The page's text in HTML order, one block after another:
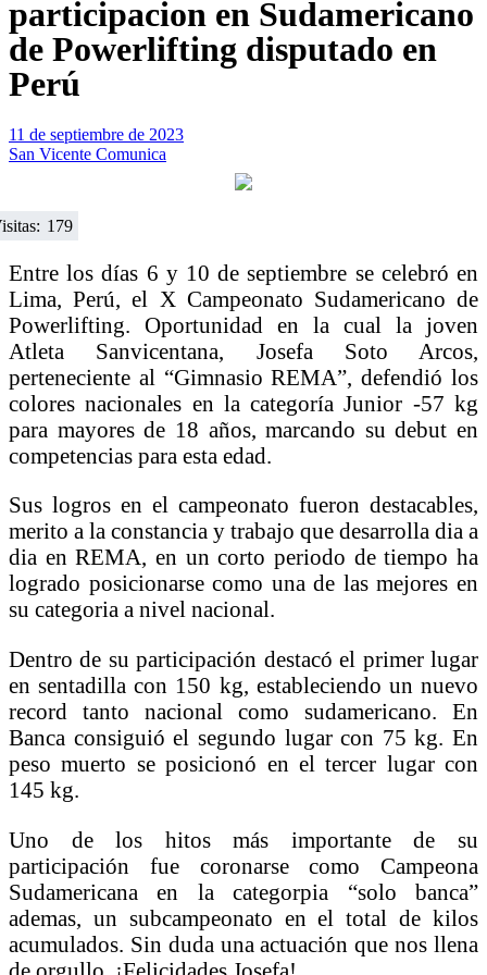
participacion en Sudamericano
de Powerlifting disputado en
Perú
11 de septiembre de 2023
San Vicente Comunica
179
Entre los días 6 y 10 de septiembre se celebró en
Lima, Perú, el X Campeonato Sudamericano de
Powerlifting. Oportunidad en la cual la joven
Atleta Sanvicentana, Josefa Soto Arcos,
perteneciente al “Gimnasio REMA”, defendió los
colores nacionales en la categoría Junior -57 kg
para mayores de 18 años, marcando su debut en
competencias para esta edad.
Sus logros en el campeonato fueron destacables,
merito a la constancia y trabajo que desarrolla dia a
dia en REMA, en un corto periodo de tiempo ha
logrado posicionarse como una de las mejores en
su categoria a nivel nacional.
Dentro de su participación destacó el primer lugar
en sentadilla con 150 kg, estableciendo un nuevo
record tanto nacional como sudamericano. En
Banca consiguió el segundo lugar con 75 kg. En
peso muerto se posicionó en el tercer lugar con
145 kg.
Uno de los hitos más importante de su
participación fue coronarse como Campeona
Sudamericana en la categorpia “solo banca”
ademas, un subcampeonato en el total de kilos
acumulados. Sin duda una actuación que nos llena